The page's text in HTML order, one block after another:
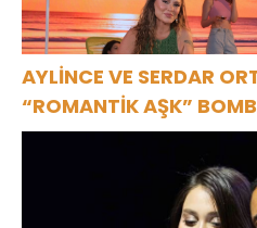
AYLİNCE VE SERDAR
“ROMANTİK AŞK”